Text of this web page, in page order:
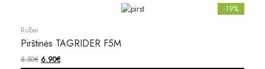
-19%
Rūbai
Pirštinės TAGRIDER F5M
8.50€ 6.90€